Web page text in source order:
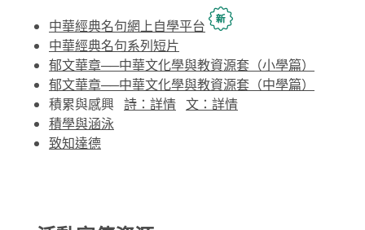
中華經典名句網上自學平台
中華經典名句系列短片
郁文華章──中華文化學與教資源套（小學篇）
郁文華章──中華文化學與教資源套（中學篇）
積累與感興 詩：詳情 文：詳情
積學與涵泳
致知達德